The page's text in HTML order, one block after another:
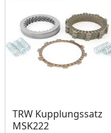
TRW Kupplungssatz
MSK222
Produkt am Lager